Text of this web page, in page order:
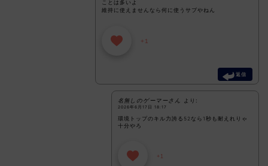
ことは多いよ
維持に使えませんなら何に使うサブやねん
+1
返信
名無しのゲーマーさん より:
2026年6月17日 18:17
環境トップのキル力誇る52なら1秒も耐えれりゃ
十分やろ
+1